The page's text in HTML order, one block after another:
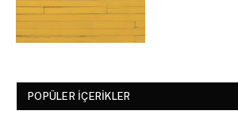
POPÜLER İÇERIKLER